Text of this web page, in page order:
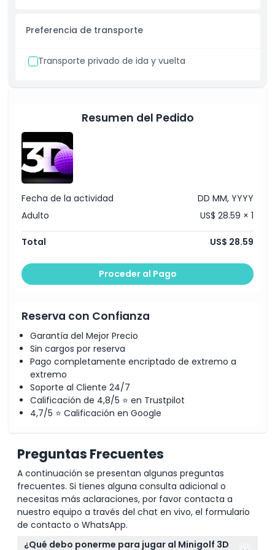
Cosas a Saber
Ubicación
Preferencia de transporte
Transporte privado de ida y vuelta
Resumen del Pedido
Fecha de la actividad
DD MM, YYYY
Adulto
US$ 28.59 × 1
Total US$ 28.59
Proceder al Pago
Reserva con Confianza
Garantía del Mejor Precio
Sin cargos por reserva
Pago completamente encriptado de extremo a
extremo
Soporte al Cliente 24/7
Calificación de 4,8/5 ⭐ en Trustpilot
4,7/5 ⭐ Calificación en Google
Preguntas Frecuentes
A continuación se presentan algunas preguntas
frecuentes. Si tienes alguna consulta adicional o
necesitas más aclaraciones, por favor contacta a
nuestro equipo a través del chat en vivo, el formulario
de contacto o WhatsApp.
¿Qué debo ponerme para jugar al Minigolf 3D